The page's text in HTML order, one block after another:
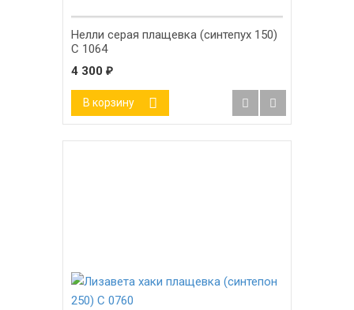
Нелли серая плащевка (синтепух 150)
С 1064
4 300 ₽
В корзину